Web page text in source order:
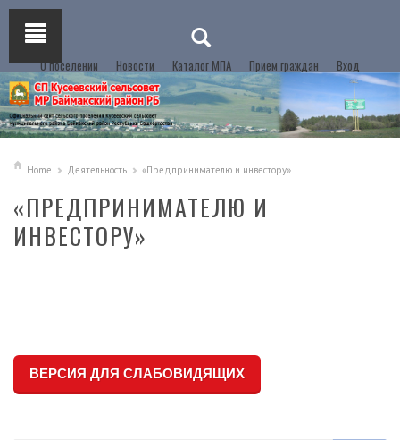
О поселении Новости Каталог МПА Прием граждан Вход
Home Деятельность «Предпринимателю и инвестору»
«ПРЕДПРИНИМАТЕЛЮ И
ИНВЕСТОРУ»
ВЕРСИЯ ДЛЯ СЛАБОВИДЯЩИХ